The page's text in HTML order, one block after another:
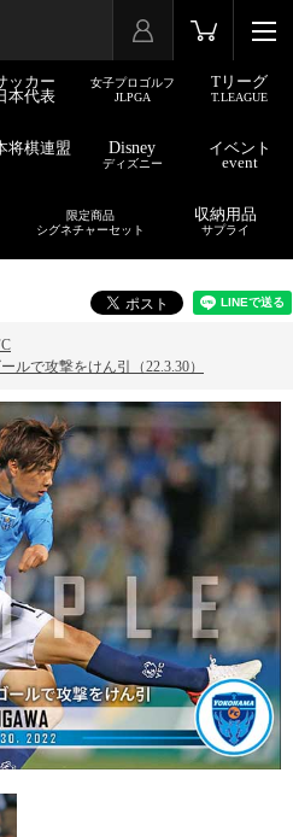
ッカー
本代表
女子プロゴルフ
JLPGA
Tリーグ
T.LEAGUE
将棋連盟 Disney
ディズニー
イベント
event
限定商品
シグネチャーセット
収納用品
サプライ
ルで攻撃をけん引（22.3.30）